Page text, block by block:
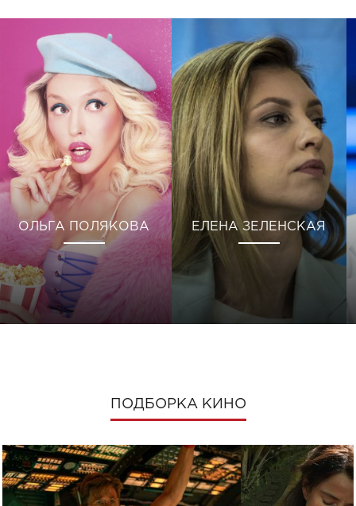
ОЛЬГА ПОЛЯКОВА ЕЛЕНА ЗЕЛЕНСКАЯ
ПОДБОРКА КИНО